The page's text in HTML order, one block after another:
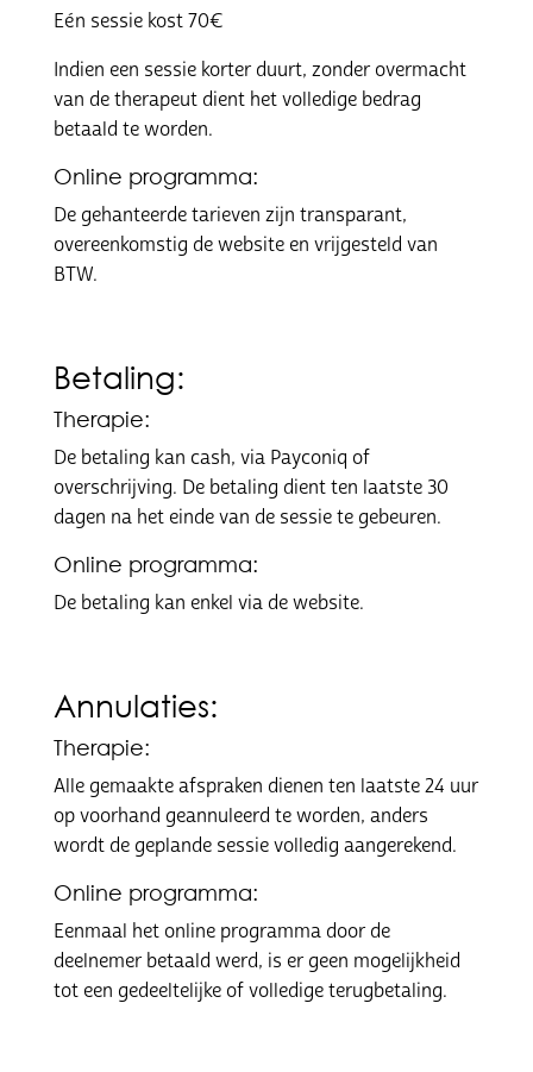
Eén sessie kost 70€
Indien een sessie korter duurt, zonder overmacht
van de therapeut dient het volledige bedrag
betaald te worden.
Online programma:
De gehanteerde tarieven zijn transparant,
overeenkomstig de website en vrijgesteld van
BTW.
Betaling:
Therapie:
De betaling kan cash, via Payconiq of
overschrijving. De betaling dient ten laatste 30
dagen na het einde van de sessie te gebeuren.
Online programma:
De betaling kan enkel via de website.
Annulaties:
Therapie:
Alle gemaakte afspraken dienen ten laatste 24 uur
op voorhand geannuleerd te worden, anders
wordt de geplande sessie volledig aangerekend.
Online programma:
Eenmaal het online programma door de
deelnemer betaald werd, is er geen mogelijkheid
tot een gedeeltelijke of volledige terugbetaling.